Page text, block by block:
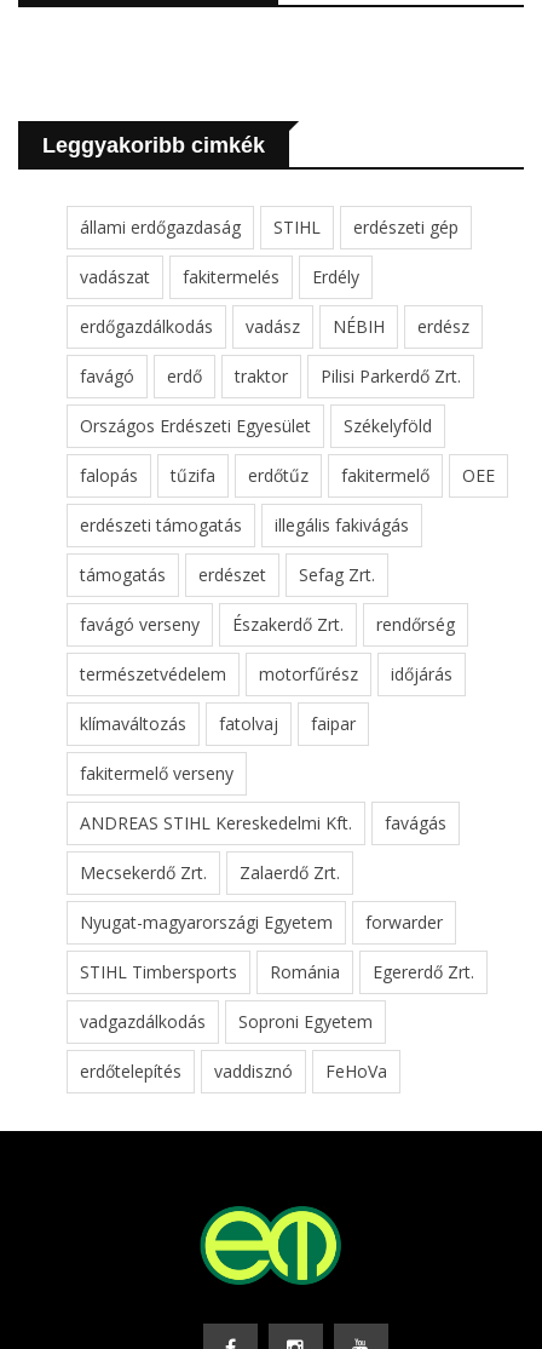
Leggyakoribb cimkék
állami erdőgazdaság STIHL erdészeti gép
vadászat fakitermelés Erdély
erdőgazdálkodás vadász NÉBIH erdész
favágó erdő traktor Pilisi Parkerdő Zrt.
Országos Erdészeti Egyesület Székelyföld
falopás tűzifa erdőtűz fakitermelő OEE
erdészeti támogatás illegális fakivágás
támogatás erdészet Sefag Zrt.
favágó verseny Északerdő Zrt. rendőrség
természetvédelem motorfűrész időjárás
klímaváltozás fatolvaj faipar
fakitermelő verseny
ANDREAS STIHL Kereskedelmi Kft. favágás
Mecsekerdő Zrt. Zalaerdő Zrt.
Nyugat-magyarországi Egyetem forwarder
STIHL Timbersports Románia Egererdő Zrt.
vadgazdálkodás Soproni Egyetem
erdőtelepítés vaddisznó FeHoVa